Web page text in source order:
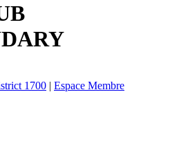
1700 | Espace Membre